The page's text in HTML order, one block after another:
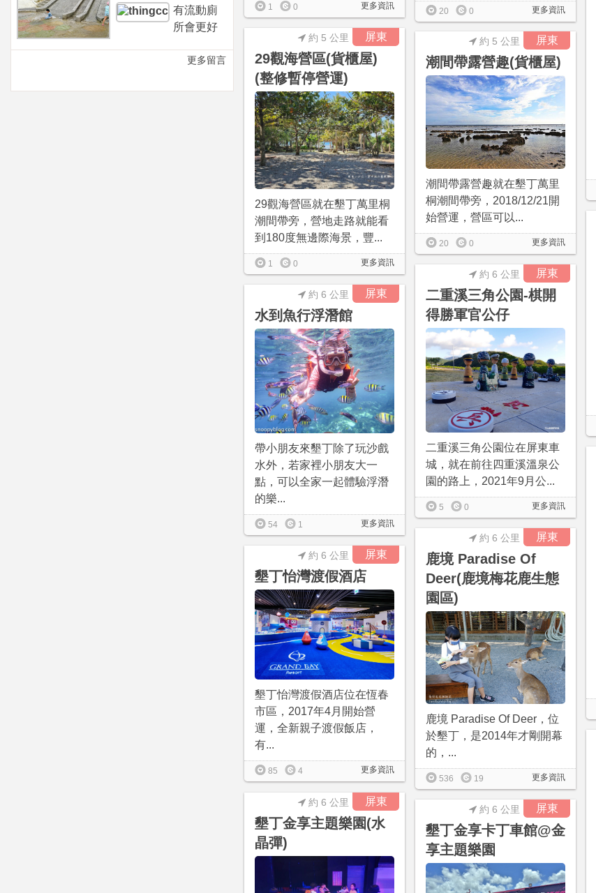
有流動廁
所會更好
更多留言
更多資訊
1 0 更多資訊
20 0
屏東
29觀海營區(貨櫃屋)
(整修暫停營運)
約 5 公里
29觀海營區就在墾丁萬里桐
潮間帶旁，營地走路就能看
到180度無邊際海景，豐...
更多資訊
1 0
屏東
潮間帶露營趣(貨櫃屋)
約 5 公里
潮間帶露營趣就在墾丁萬里
桐潮間帶旁，2018/12/21開
始營運，營區可以...
更多資訊
20 0
屏東
二重溪三角公園-棋開
得勝軍官公仔
約 6 公里
二重溪三角公園位在屏東車
城，就在前往四重溪溫泉公
園的路上，2021年9月公...
更多資訊
5 0
屏東
水到魚行浮潛館
約 6 公里
帶小朋友來墾丁除了玩沙戲
水外，若家裡小朋友大一
點，可以全家一起體驗浮潛
的樂...
更多資訊
54 1
屏東
鹿境 Paradise Of
Deer(鹿境梅花鹿生態
園區)
約 6 公里
鹿境 Paradise Of Deer，位
於墾丁，是2014年才剛開幕
的，...
更多資訊
536 19
屏東
墾丁怡灣渡假酒店
約 6 公里
墾丁怡灣渡假酒店位在恆春
市區，2017年4月開始營
運，全新親子渡假飯店，
有...
更多資訊
85 4
屏東
墾丁金享主題樂園(水
晶彈)
約 6 公里 屏東
墾丁金享卡丁車館@金
享主題樂園
約 6 公里